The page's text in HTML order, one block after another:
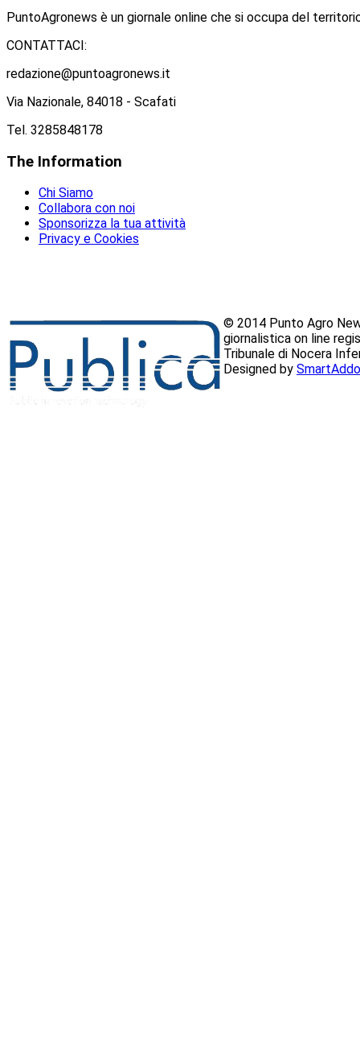
PuntoAgronews è un giornale online che si occupa del
CONTATTACI:
redazione@puntoagronews.it
Via Nazionale, 84018 - Scafati
Tel. 3285848178
The Information
Chi Siamo
Collabora con noi
Sponsorizza la tua attività
Privacy e Cookies
© 2014 Punto Agro
giornalistica on line
Tribunale di Nocera
Designed by